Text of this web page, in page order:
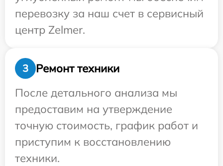
перевозку за наш счет в сервисный
центр Zelmer.
3
Ремонт техники
После детального анализа мы
предоставим на утверждение
точную стоимость, график работ и
приступим к восстановлению
техники.